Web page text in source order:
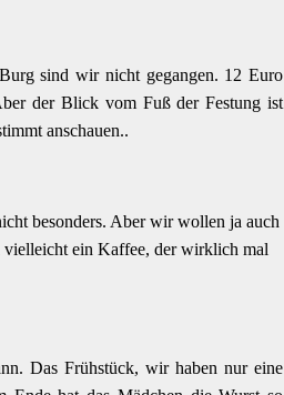
sind wir nicht gegangen. 12 Euro
der Blick vom Fuß der Festung ist
anschauen..
besonders. Aber wir wollen ja auch
vielleicht ein Kaffee, der wirklich mal
Das Frühstück, wir haben nur eine